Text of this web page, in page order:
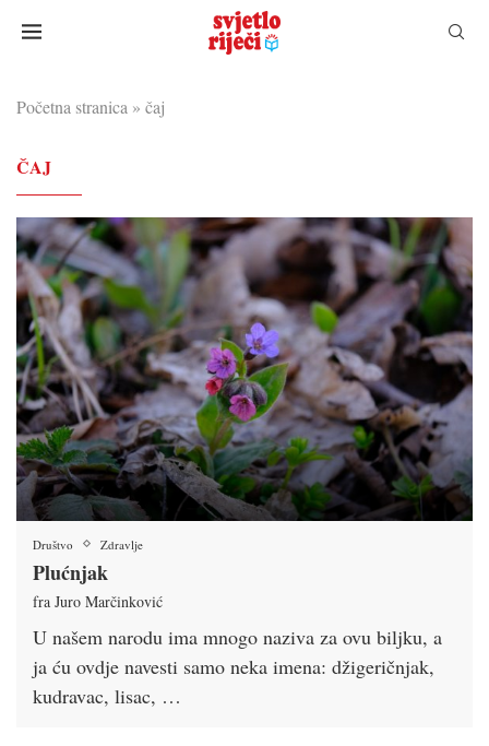
Početna stranica » čaj
ČAJ
Društvo Zdravlje
Plućnjak
fra Juro Marčinković
U našem narodu ima mnogo naziva za ovu biljku, a
ja ću ovdje navesti samo neka imena: džigeričnjak,
kudravac, lisac, …